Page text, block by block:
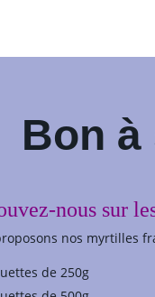
Bon
nous sur
nos myrtilles
de 250g